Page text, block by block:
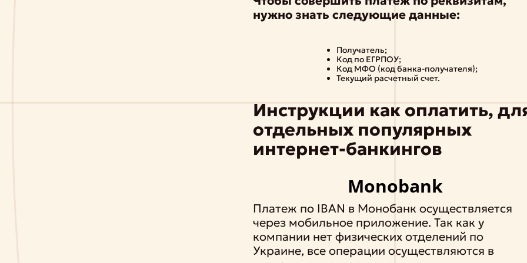
нужно знать следующие данные:
Получатель;
Код по ЕГРПОУ;
Код МФО (код банка-получателя);
Текущий расчетный счет.
Инструкции как оплатить,
отдельных популярных
интернет-банкингов
Monobank
Платеж по IBAN в Монобанк осуществляется
через мобильное приложение. Так как у
компании нет физических отделений по
Украине, все операции осуществляются в